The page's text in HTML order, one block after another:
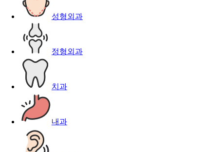
성형외과
정형외과
치과
내과